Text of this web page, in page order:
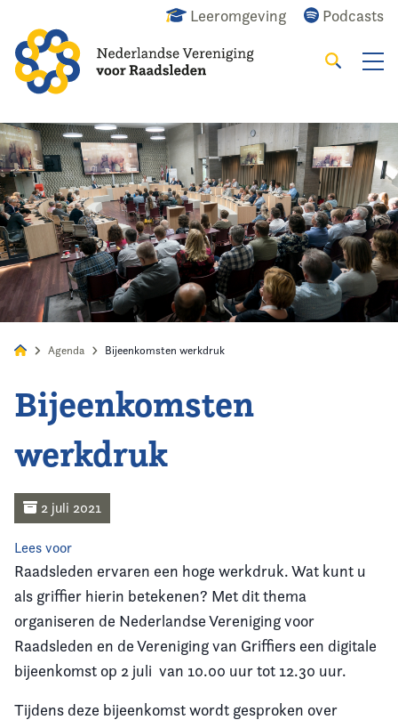
Leeromgeving Podcasts
Alles Nieuws Agenda Raadslid
Zoeken
Home
Agenda
Nieuws
Opleiding
Kennis & Informatie
Vereniging
Agenda Bijeenkomsten werkdruk
Bijeenkomsten
werkdruk
2 juli 2021
Lees voor
Raadsleden ervaren een hoge werkdruk. Wat kunt u
als griffier hierin betekenen? Met dit thema
organiseren de Nederlandse Vereniging voor
Raadsleden en de Vereniging van Griffiers een digitale
bijeenkomst op 2 juli van 10.00 uur tot 12.30 uur.
Tijdens deze bijeenkomst wordt gesproken over